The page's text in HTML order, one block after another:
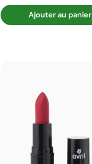
Ajouter au panier